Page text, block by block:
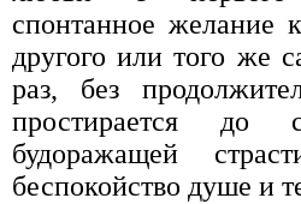
спонтанное
другого или того же
раз, без
простирается до
будоражащей
беспокойство душе и